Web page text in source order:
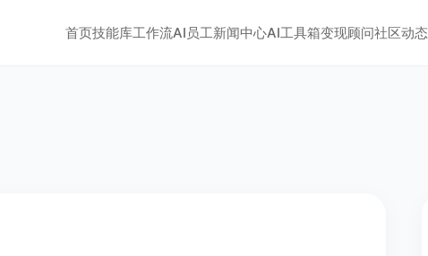
首页技能库工作流AI员工新闻中心AI工具箱变现顾问社区动态